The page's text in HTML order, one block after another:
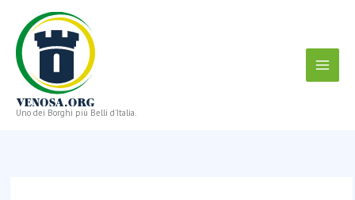
contenuto
Uno dei Borghi più Belli d'Italia.